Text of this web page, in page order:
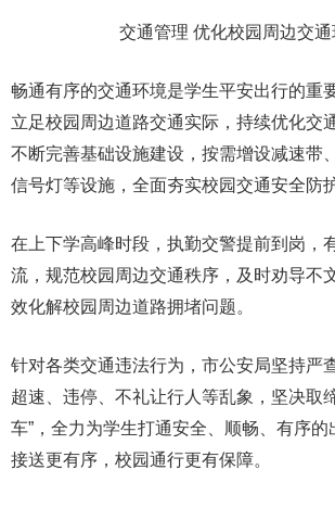
交通管理 优化校园周边交通
畅通有序的交通环境是学生平安出行的重
立足校园周边道路交通实际，持续优化交
不断完善基础设施建设，按需增设减速带
信号灯等设施，全面夯实校园交通安全防
在上下学高峰时段，执勤交警提前到岗，
流，规范校园周边交通秩序，及时劝导不
效化解校园周边道路拥堵问题。
针对各类交通违法行为，市公安局坚持严
超速、违停、不礼让行人等乱象，坚决取
车”，全力为学生打通安全、顺畅、有序
接送更有序，校园通行更有保障。